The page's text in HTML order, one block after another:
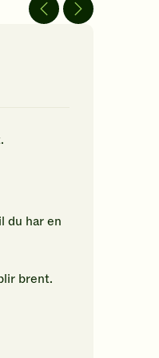
5
du har en
brent.